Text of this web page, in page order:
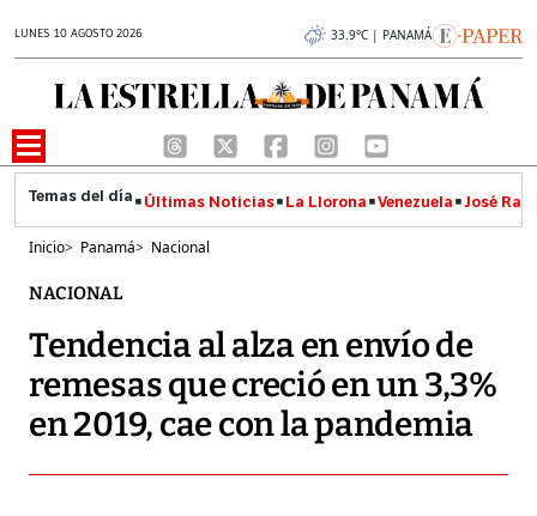
LUNES 10 AGOSTO 2026 33.9°C | PANAMÁ
Últimas Noticias La Llorona Venezuela José
Inicio> Panamá> Nacional
NACIONAL
Tendencia al alza en envío de
remesas que creció en un 3,3%
en 2019, cae con la pandemia